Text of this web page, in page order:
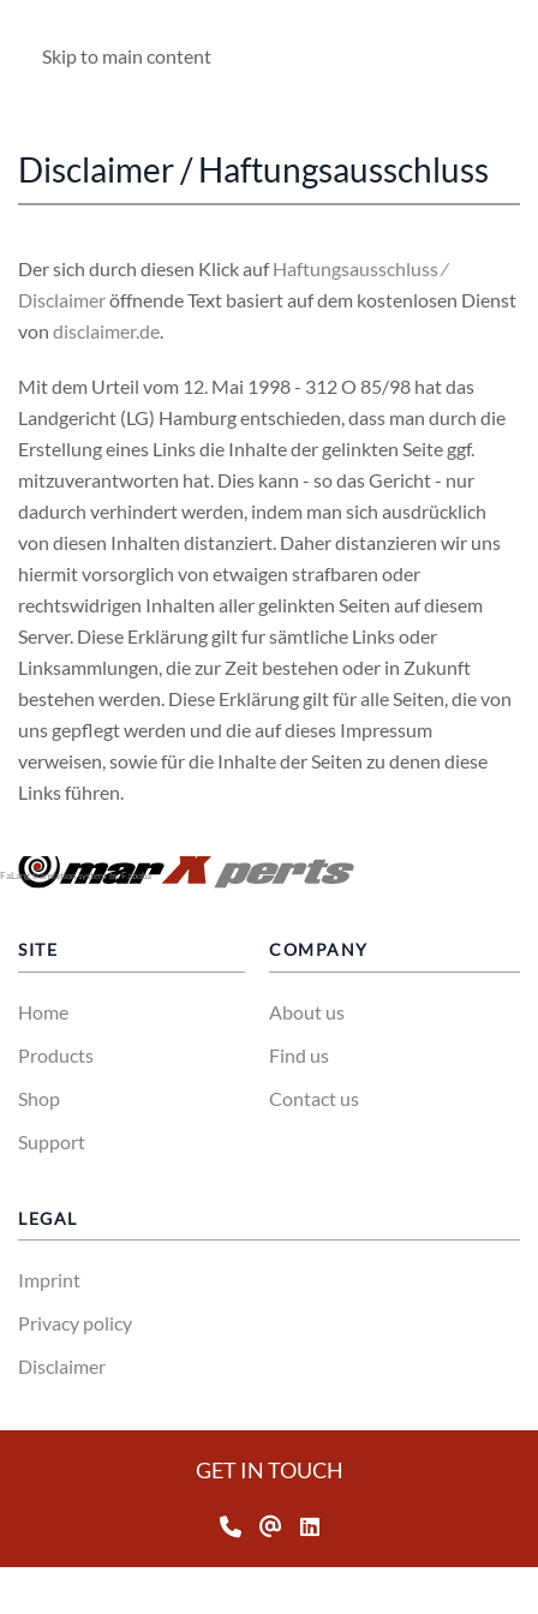
Skip to main content
Disclaimer / Haftungsausschluss
Der sich durch diesen Klick aufHaftungsausschluss ⁄
Disclaimeröffnende Text basiert auf dem kostenlosen Dienst
von disclaimer.de.
Mit dem Urteil vom 12. Mai 1998 - 312 O 85/98 hat das
Landgericht (LG) Hamburg entschieden, dass man durch die
Erstellung eines Links die Inhalte der gelinkten Seite ggf.
mitzuverantworten hat. Dies kann - so das Gericht - nur
dadurch verhindert werden, indem man sich ausdrücklich
von diesen Inhalten distanziert. Daher distanzieren wir uns
hiermit vorsorglich von etwaigen strafbaren oder
rechtswidrigen Inhalten aller gelinkten Seiten auf diesem
Server. Diese Erklärung gilt fur sämtliche Links oder
Linksammlungen, die zur Zeit bestehen oder in Zukunft
bestehen werden. Diese Erklärung gilt für alle Seiten, die von
uns gepflegt werden und die auf dieses Impressum
verweisen, sowie für die Inhalte der Seiten zu denen diese
Links führen.
FaLang translation system by Faboba
SITE
Home
Products
Shop
Support
COMPANY
About us
Find us
Contact us
LEGAL
Imprint
Privacy policy
Disclaimer
GET IN TOUCH